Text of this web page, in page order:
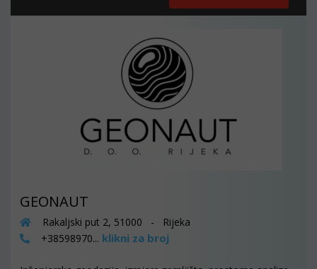
GEONAUT
Rakaljski put 2, 51000 - Rijeka
+38598970... klikni za broj